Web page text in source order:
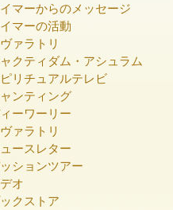
マーからのメッセージ
マーの活動
ァラトリ
クティダム・アシュラム
リチュアルテレビ
ンティング
ーワーリー
ァラトリ
ースレター
ションツアー
オ
クストア